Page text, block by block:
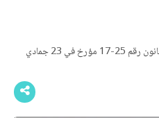
تحميل قانون المالية لسنة 2026 PDF قانون رقم 25-17 مؤرخ في 23 جمادي